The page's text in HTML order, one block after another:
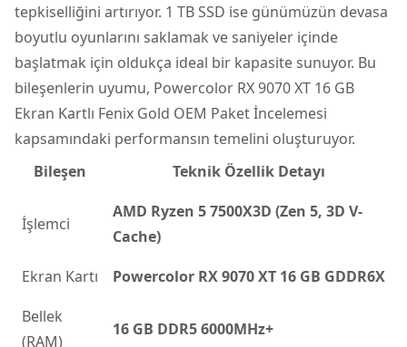
tepkiselliğini artırıyor. 1 TB SSD ise günümüzün devasa
boyutlu oyunlarını saklamak ve saniyeler içinde
başlatmak için oldukça ideal bir kapasite sunuyor. Bu
bileşenlerin uyumu, Powercolor RX 9070 XT 16 GB
Ekran Kartlı Fenix Gold OEM Paket İncelemesi
kapsamındaki performansın temelini oluşturuyor.
Bileşen
Teknik Özellik Detayı
İşlemci
AMD Ryzen 5 7500X3D (Zen 5, 3D V-
Cache)
Ekran Kartı
Powercolor RX 9070 XT 16 GB GDDR6X
Bellek
(RAM)
16 GB DDR5 6000MHz+